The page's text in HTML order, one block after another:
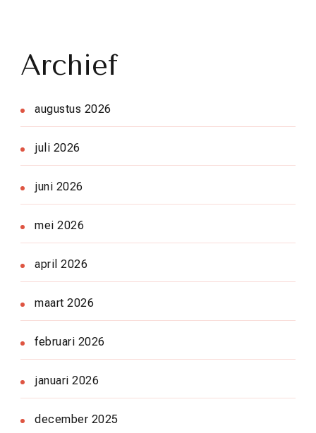
Archief
augustus 2026
juli 2026
juni 2026
mei 2026
april 2026
maart 2026
februari 2026
januari 2026
december 2025